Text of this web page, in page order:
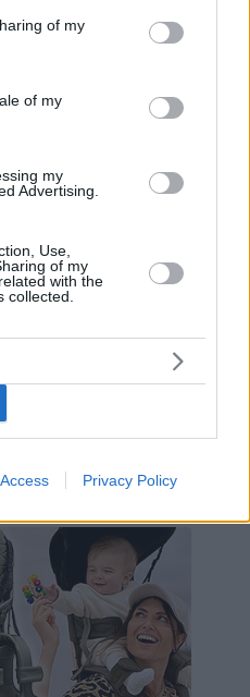
behaviour. You may click to
and its third-party tags to
purposes in below Google
of my
of my
my
Advertising.
Use,
of my
with the
collected.
Privacy Policy